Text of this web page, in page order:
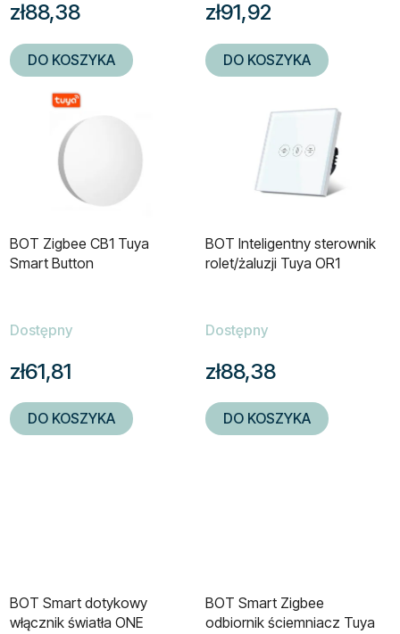
zł88,38
DO KOSZYKA
zł91,92
DO KOSZYKA
BOT Zigbee CB1 Tuya
Smart Button
Dostępny
zł61,81
DO KOSZYKA
BOT Inteligentny sterownik
rolet/żaluzji Tuya OR1
Dostępny
zł88,38
DO KOSZYKA
BOT Smart dotykowy
włącznik światła ONE
BOT Smart Zigbee
odbiornik ściemniacz Tuya